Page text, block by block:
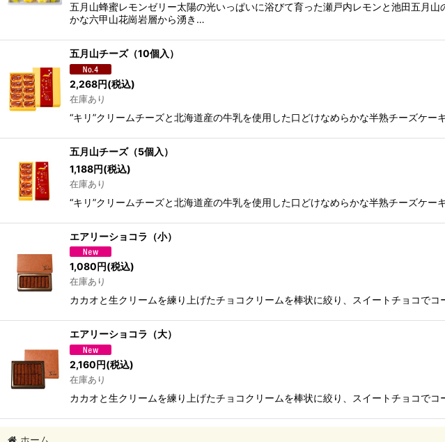
五月山蜂蜜レモンゼリー太陽の光いっぱいに浴びて育った瀬戸内レモンと池田五月
かな六甲山花崗岩層から湧き…
五月山チーズ（10個入）
2,268円(税込)
在庫あり
“キリ”クリームチーズと北海道産の牛乳を使用した口どけなめらかな半熟チーズケーキ
五月山チーズ（5個入）
1,188円(税込)
在庫あり
“キリ”クリームチーズと北海道産の牛乳を使用した口どけなめらかな半熟チーズケーキ
エアリーショコラ（小）
1,080円(税込)
在庫あり
カカオと生クリームを練り上げたチョコクリームを棒状に絞り、スイートチョコでコ
エアリーショコラ（大）
2,160円(税込)
在庫あり
カカオと生クリームを練り上げたチョコクリームを棒状に絞り、スイートチョコでコ
ホーム